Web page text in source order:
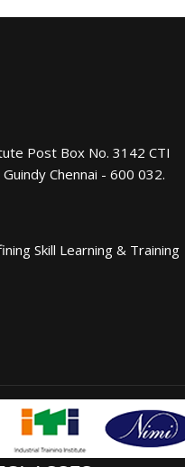
Post Box No. 3142 CTI
Chennai - 600 032.
Skill Learning & Training